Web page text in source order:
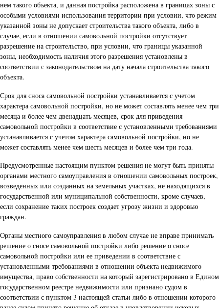
нем такого объекта, и данная постройка расположена в границах зоны с
особыми условиями использования территории при условии, что режим
указанной зоны не допускает строительства такого объекта, либо в
случае, если в отношении самовольной постройки отсутствует
разрешение на строительство, при условии, что границы указанной
зоны, необходимость наличия этого разрешения установлены в
соответствии с законодательством на дату начала строительства такого
объекта.
Срок для сноса самовольной постройки устанавливается с учетом
характера самовольной постройки, но не может составлять менее чем три
месяца и более чем двенадцать месяцев, срок для приведения
самовольной постройки в соответствие с установленными требованиями
устанавливается с учетом характера самовольной постройки, но не
может составлять менее чем шесть месяцев и более чем три года.
Предусмотренные настоящим пунктом решения не могут быть приняты
органами местного самоуправления в отношении самовольных построек,
возведенных или созданных на земельных участках, не находящихся в
государственной или муниципальной собственности, кроме случаев,
если сохранение таких построек создает угрозу жизни и здоровью
граждан.
Органы местного самоуправления в любом случае не вправе принимать
решение о сносе самовольной постройки либо решение о сносе
самовольной постройки или ее приведении в соответствие с
установленными требованиями в отношении объекта недвижимого
имущества, право собственности на который зарегистрировано в Едином
государственном реестре недвижимости или признано судом в
соответствии с пунктом 3 настоящей статьи либо в отношении которого